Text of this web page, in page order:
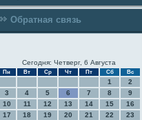
Обратная связь
Сегодня: Четверг, 6 Августа
Пн Вт Ср Чт Пт Сб Вс
1
2
3
4 5 6 7 8
9
10
11 12 13 14 15
16
17
18 19 20 21 22
23